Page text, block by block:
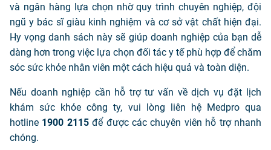
và ngân hàng lựa chọn nhờ quy trình chuyên nghiệp, đội
ngũ y bác sĩ giàu kinh nghiệm và cơ sở vật chất hiện đại.
Hy vọng danh sách này sẽ giúp doanh nghiệp của bạn dễ
dàng hơn trong việc lựa chọn đối tác y tế phù hợp để chăm
sóc sức khỏe nhân viên một cách hiệu quả và toàn diện.
Nếu doanh nghiệp cần hỗ trợ tư vấn về dịch vụ đặt lịch
khám sức khỏe công ty, vui lòng liên hệ Medpro qua
hotline 1900 2115để được các chuyên viên hỗ trợ nhanh
chóng.